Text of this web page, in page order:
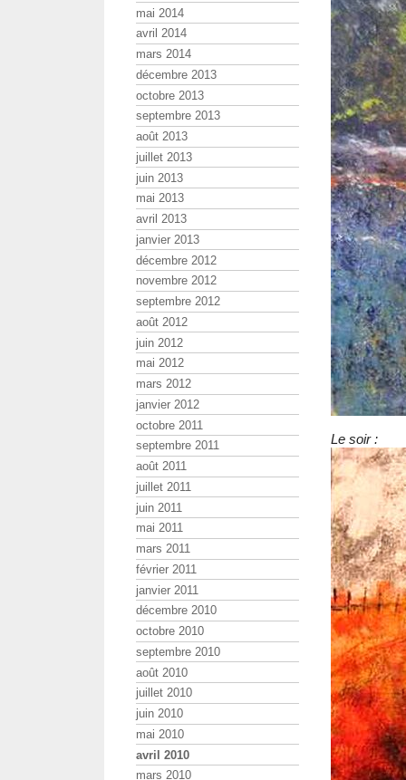
Le soir :
mai 2014
avril 2014
mars 2014
décembre 2013
octobre 2013
septembre 2013
août 2013
juillet 2013
juin 2013
mai 2013
avril 2013
janvier 2013
décembre 2012
novembre 2012
septembre 2012
août 2012
juin 2012
mai 2012
mars 2012
janvier 2012
octobre 2011
septembre 2011
août 2011
juillet 2011
juin 2011
mai 2011
mars 2011
février 2011
janvier 2011
décembre 2010
octobre 2010
septembre 2010
août 2010
juillet 2010
juin 2010
mai 2010
avril 2010
mars 2010